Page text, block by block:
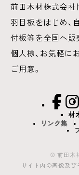
前田木材株式会社
羽目板をはじめ、
付板等を全国へ販
個人様、お気軽に
ご用意。
材
リンク集
© 前田木
サイト内の画像及び